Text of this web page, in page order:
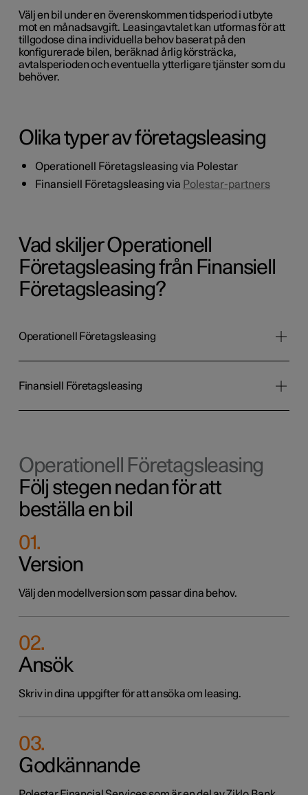
Välj en bil under en överenskommen tidsperiod i utbyte
mot en månadsavgift. Leasingavtalet kan utformas för att
tillgodose dina individuella behov baserat på den
konfigurerade bilen, beräknad årlig körsträcka,
avtalsperioden och eventuella ytterligare tjänster som du
behöver.
Olika typer av företagsleasing
Operationell Företagsleasing via Polestar
Finansiell Företagsleasing via Polestar-partners
Vad skiljer Operationell
Företagsleasing från Finansiell
Företagsleasing?
Operationell Företagsleasing
Finansiell Företagsleasing
Operationell Företagsleasing
Följ stegen nedan för att
beställa en bil
01.
Version
Välj den modellversion som passar dina behov.
02.
Ansök
Skriv in dina uppgifter för att ansöka om leasing.
03.
Godkännande